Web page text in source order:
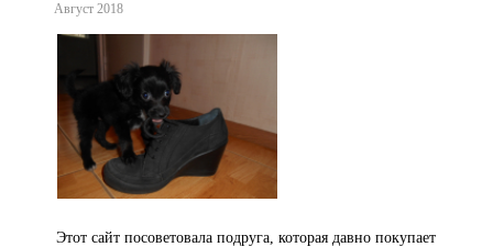
Август 2018
Этот сайт посоветовала подруга, которая давно покупает